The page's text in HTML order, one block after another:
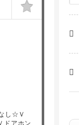
し☆Ｖ
ドアホン